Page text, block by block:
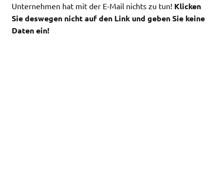
Unternehmen hat mit der E-Mail nichts zu tun! Klicken
Sie deswegen nicht auf den Link und geben Sie keine
Daten ein!